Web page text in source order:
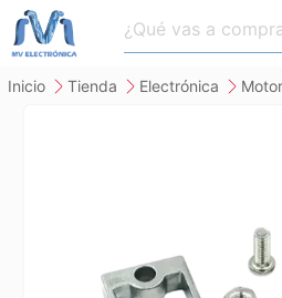
inicio tienda electrónica